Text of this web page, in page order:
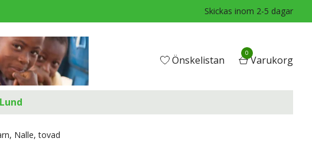
Skickas inom 2-5 dagar
Önskelistan
0
Varukorg
Nalle, tovad